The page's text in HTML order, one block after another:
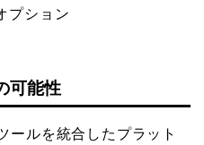
プション
可能性
ールを統合したプラット